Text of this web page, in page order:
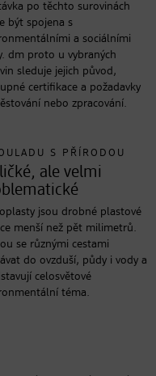
po těchto surovinách
být spojena s
a sociálními
dm proto u vybraných
sleduje jejich původ,
certifikace a požadavky
nebo zpracování.
S PŘÍRODOU
ale velmi
jsou drobné plastové
menší než pět milimetrů.
se různými cestami
do ovzduší, půdy i vody a
celosvětové
téma.